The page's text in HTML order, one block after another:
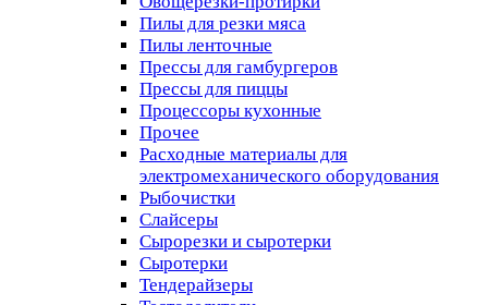
Пилы для резки мяса
Пилы ленточные
Прессы для гамбургеров
Прессы для пиццы
Процессоры кухонные
Прочее
Расходные материалы для
электромеханического оборудования
Рыбочистки
Слайсеры
Сырорезки и сыротерки
Сыротерки
Тендерайзеры